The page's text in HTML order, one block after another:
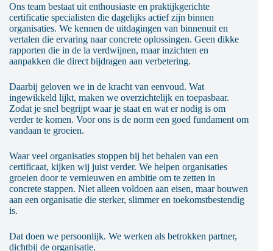
Ons team bestaat uit enthousiaste en praktijkgerichte
certificatie specialisten die dagelijks actief zijn binnen
organisaties. We kennen de uitdagingen van binnenuit en
vertalen die ervaring naar concrete oplossingen. Geen dikke
rapporten die in de la verdwijnen, maar inzichten en
aanpakken die direct bijdragen aan verbetering.
Daarbij geloven we in de kracht van eenvoud. Wat
ingewikkeld lijkt, maken we overzichtelijk en toepasbaar.
Zodat je snel begrijpt waar je staat en wat er nodig is om
verder te komen. Voor ons is de norm een goed fundament om
vandaan te groeien.
Waar veel organisaties stoppen bij het behalen van een
certificaat, kijken wij juist verder. We helpen organisaties
groeien door te vernieuwen en ambitie om te zetten in
concrete stappen. Niet alleen voldoen aan eisen, maar bouwen
aan een organisatie die sterker, slimmer en toekomstbestendig
is.
Dat doen we persoonlijk. We werken als betrokken partner,
dichtbij de organisatie.